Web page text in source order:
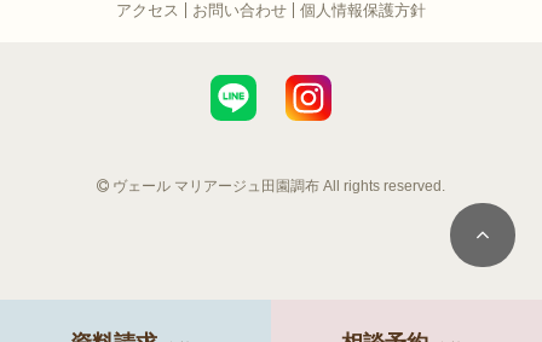
アクセス お問い合わせ 個人情報保護方針
ヴェール マリアージュ田園調布 All rights reserved.